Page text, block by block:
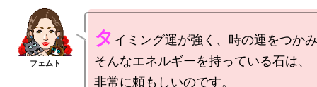
タ イミング運が強く、時の運をつか
そんなエネルギーを持っている石は、
非常に頼もしいのです。